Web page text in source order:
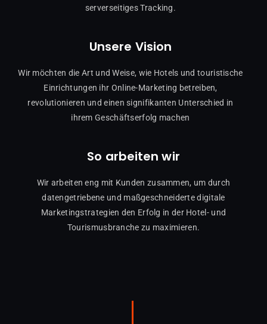
serverseitiges Tracking.
Unsere Vision
Wir möchten die Art und Weise, wie Hotels und touristische
Einrichtungen ihr Online-Marketing betreiben,
revolutionieren und einen signifikanten Unterschied in
ihrem Geschäftserfolg machen
So arbeiten wir
Wir arbeiten eng mit Kunden zusammen, um durch
datengetriebene und maßgeschneiderte digitale
Marketingstrategien den Erfolg in der Hotel- und
Tourismusbranche zu maximieren.